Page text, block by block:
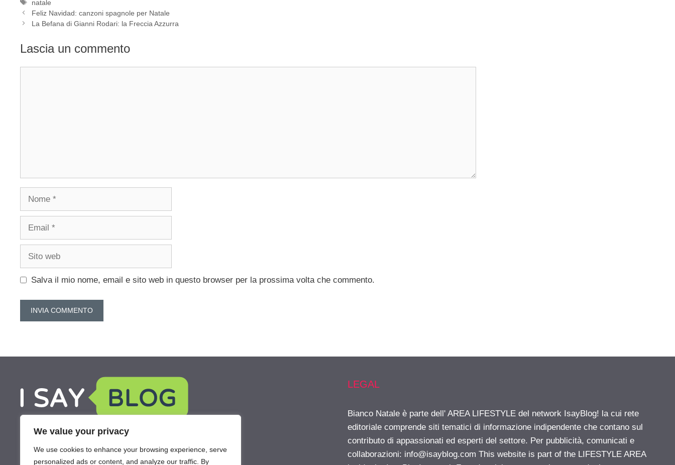
We value your privacy
We use cookies to enhance your browsing experience, serve
personalized ads or content, and analyze our traffic. By
Tag
natale
Feliz Navidad: canzoni spagnole per Natale
La Befana di Gianni Rodari: la Freccia Azzurra
Lascia un commento
Nome
Email
Sito
Salva il mio nome, email e sito web in questo browser per la prossima volta che commento.
LEGAL
Bianco Natale è parte dell' AREA LIFESTYLE del network IsayBlog! la cui rete
editoriale comprende siti tematici di informazione indipendente che contano sul
contributo di appassionati ed esperti del settore. Per pubblicità, comunicati e
collaborazioni: info@isayblog.com This website is part of the LIFESTYLE AREA